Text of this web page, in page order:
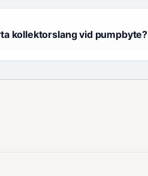
kollektorslang vid pumpbyte?